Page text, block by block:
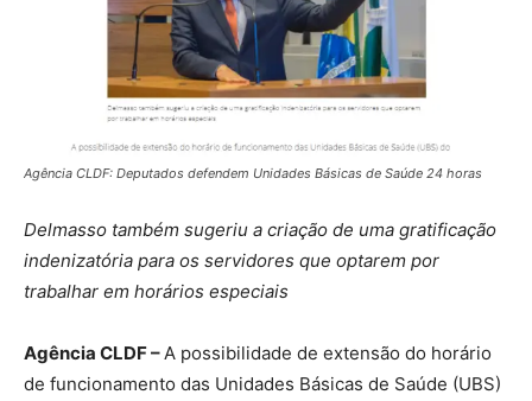
Agência CLDF: Deputados defendem Unidades Básicas de Saúde 24 horas
Delmasso também sugeriu a criação de uma gratificação
indenizatória para os servidores que optarem por
trabalhar em horários especiais
Agência CLDF – A possibilidade de extensão do horário
de funcionamento das Unidades Básicas de Saúde (UBS)